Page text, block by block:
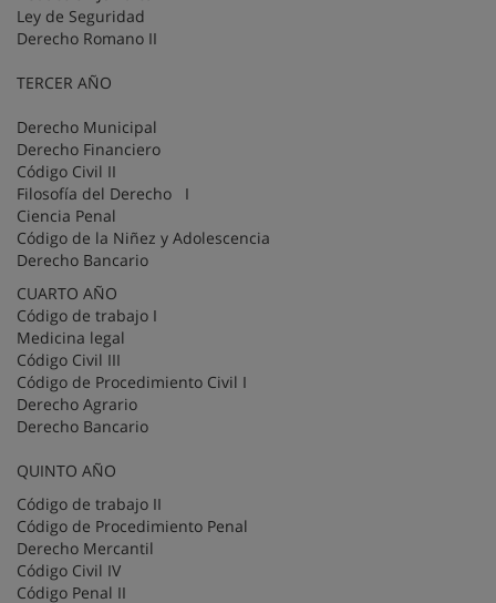
Ley de Seguridad
Derecho Romano II
TERCER AÑO
Derecho Municipal
Derecho Financiero
Código Civil II
Filosofía del Derecho I
Ciencia Penal
Código de la Niñez y Adolescencia
Derecho Bancario
CUARTO AÑO
Código de trabajo I
Medicina legal
Código Civil III
Código de Procedimiento Civil I
Derecho Agrario
Derecho Bancario
QUINTO AÑO
Código de trabajo II
Código de Procedimiento Penal
Derecho Mercantil
Código Civil IV
Código Penal II